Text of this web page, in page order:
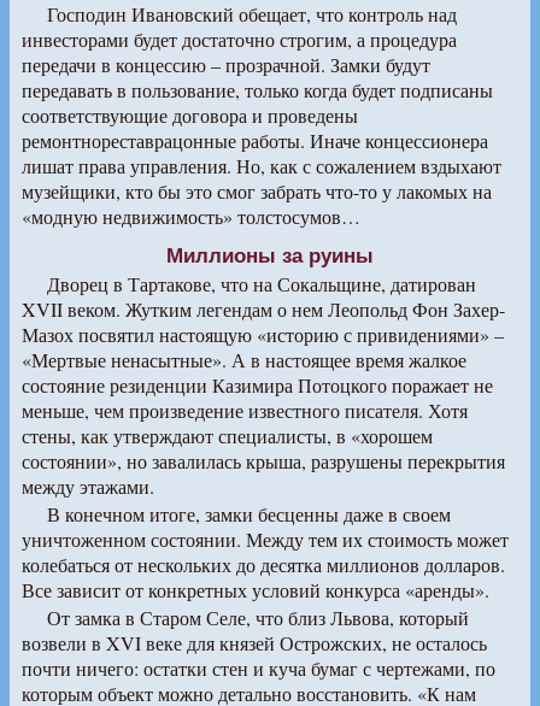
Господин Ивановский обещает, что контроль над
инвесторами будет достаточно строгим, а процедура
передачи в концессию – прозрачной. Замки будут
передавать в пользование, только когда будет подписаны
соответствующие договора и проведены
ремонтнореставрацонные работы. Иначе концессионера
лишат права управления. Но, как с сожалением вздыхают
музейщики, кто бы это смог забрать что-то у лакомых на
«модную недвижимость» толстосумов…
Миллионы за руины
Дворец в Тартакове, что на Сокальщине, датирован
XVII веком. Жутким легендам о нем Леопольд Фон Захер-
Мазох посвятил настоящую «историю с привидениями» –
«Мертвые ненасытные». А в настоящее время жалкое
состояние резиденции Казимира Потоцкого поражает не
меньше, чем произведение известного писателя. Хотя
стены, как утверждают специалисты, в «хорошем
состоянии», но завалилась крыша, разрушены перекрытия
между этажами.
В конечном итоге, замки бесценны даже в своем
уничтоженном состоянии. Между тем их стоимость может
колебаться от нескольких до десятка миллионов долларов.
Все зависит от конкретных условий конкурса «аренды».
От замка в Старом Селе, что близ Львова, который
возвели в XVI веке для князей Острожских, не осталось
почти ничего: остатки стен и куча бумаг с чертежами, по
которым объект можно детально восстановить. «К нам